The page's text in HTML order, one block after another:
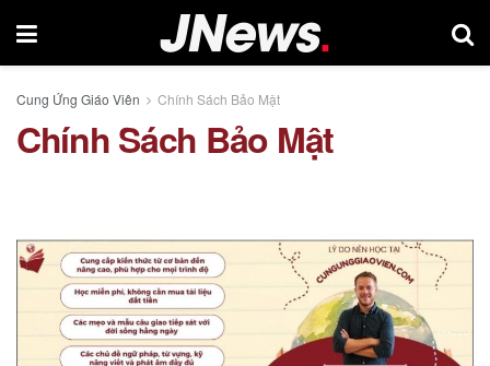
Cung Ứng Giáo Viên Chính Sách Bảo Mật
Chính Sách Bảo Mật